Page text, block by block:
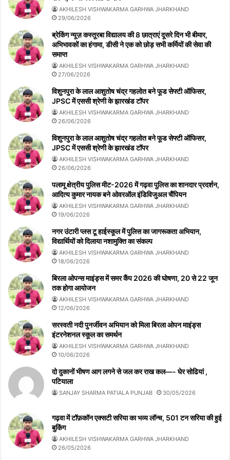
AKHILESH VISHWAKARMA GARHWA JHARKHAND
29/06/2026
ब्रेकिंग न्यूज़ कस्तूरबा विद्यालय की 8 छात्राएं दूसरे दिन भी बीमार,
अभिभावकों का हंगामा, डीसी ने एक को छोड़ सभी कर्मियों की सेवा की
समाप्त
AKHILESH VISHWAKARMA GARHWA JHARKHAND
27/06/2026
विशुनपुरा के लाल आशुतोष चंद्र गहलोत बने फूड सेफ्टी ऑफिसर,
JPSC में एससी श्रेणी के झारखंड टॉपर
AKHILESH VISHWAKARMA GARHWA JHARKHAND
26/06/2026
विशुनपुरा के लाल आशुतोष चंद्र गहलोत बने फूड सेफ्टी ऑफिसर,
JPSC में एससी श्रेणी के झारखंड टॉपर
AKHILESH VISHWAKARMA GARHWA JHARKHAND
26/06/2026
पलामू क्षेत्रीय पुलिस मीट-2026 में गढ़वा पुलिस का शानदार प्रदर्शन,
आदित्य कुमार नायक बने ओवरऑल इंडिविजुअल चैंपियन
AKHILESH VISHWAKARMA GARHWA JHARKHAND
19/06/2026
नगर उंटारी प्लस टू हाईस्कूल में पुलिस का जागरूकता अभियान,
विद्यार्थियों को दिलाया नशामुक्ति का संकल्प
AKHILESH VISHWAKARMA GARHWA JHARKHAND
18/06/2026
बिरला ओपन्स माइंड्स में समर कैंप 2026 की घोषणा, 20 से 22 जून
तक होगा आयोजन
AKHILESH VISHWAKARMA GARHWA JHARKHAND
12/06/2026
सरस्वती नदी पुनर्जीवन अभियान को मिला बिरला ओपन माइंड्स
इंटरनेशनल स्कूल का समर्थन
AKHILESH VISHWAKARMA GARHWA JHARKHAND
10/06/2026
दो दुकानों भीषण आग लगने से जल कर राख कल—- घेर सोढियां ,
पटियाला
SANJAY SHARMA PATIALA PUNJAB 30/05/2026
गढ़वा में टॉफ़कॉन एक्सटी सरिया का भव्य लॉन्च, 501 टन सरिया की हुई
बुकिंग
AKHILESH VISHWAKARMA GARHWA JHARKHAND
26/05/2026